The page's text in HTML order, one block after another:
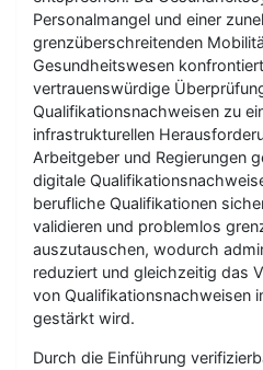
Personalmangel und einer
grenzüberschreitenden
Gesundheitswesen
vertrauenswürdige
Qualifikationsnachweisen zu
infrastrukturellen
Arbeitgeber und Regierungen
digitale
berufliche Qualifikationen
validieren und problemlos
auszutauschen, wodurch
reduziert und gleichzeitig das
von Qualifikationsnachweisen
gestärkt wird.
Durch die Einführung